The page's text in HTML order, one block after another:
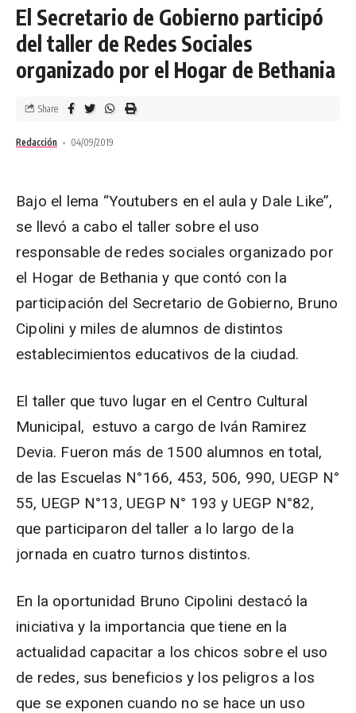
El Secretario de Gobierno participó
del taller de Redes Sociales
organizado por el Hogar de Bethania
Redacción 04/09/2019
Share
Bajo el lema “Youtubers en el aula y Dale Like”,
se llevó a cabo el taller sobre el uso
responsable de redes sociales organizado por
el Hogar de Bethania y que contó con la
participación del Secretario de Gobierno, Bruno
Cipolini y miles de alumnos de distintos
establecimientos educativos de la ciudad.
El taller que tuvo lugar en el Centro Cultural
Municipal, estuvo a cargo de Iván Ramirez
Devia. Fueron más de 1500 alumnos en total,
de las Escuelas N°166, 453, 506, 990, UEGP N°
55, UEGP N°13, UEGP N° 193 y UEGP N°82,
que participaron del taller a lo largo de la
jornada en cuatro turnos distintos.
En la oportunidad Bruno Cipolini destacó la
iniciativa y la importancia que tiene en la
actualidad capacitar a los chicos sobre el uso
de redes, sus beneficios y los peligros a los
que se exponen cuando no se hace un uso